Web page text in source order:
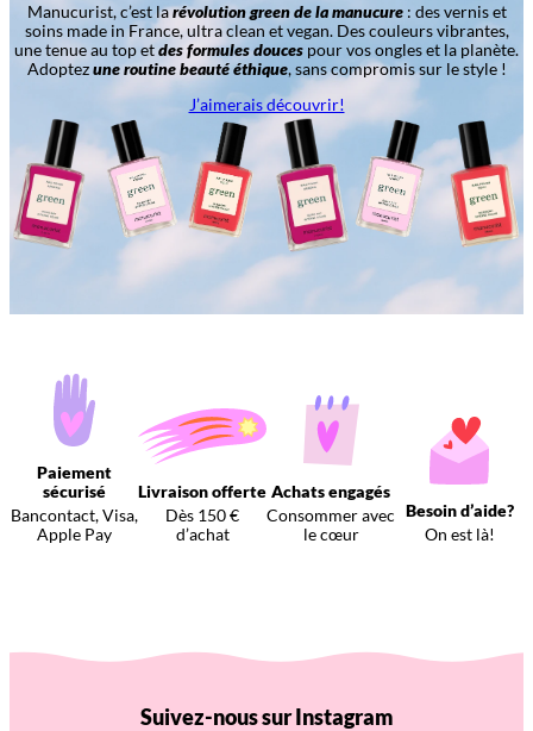
Manucurist, c’est larévolution green de la manucure: des vernis et
soins made in France, ultra clean et vegan. Des couleurs vibrantes,
une tenue au top etdes formules douces pour vos ongles et la planète.
Adoptezune routine beauté éthique, sans compromis sur le style !
J’aimerais découvrir!
Paiement
sécurisé
Bancontact, Visa,
Apple Pay
Livraison offerte
Dès 150 €
d’achat
Achats engagés
Consommer avec
le cœur
Besoin d’aide?
On est là!
Suivez-nous sur Instagram